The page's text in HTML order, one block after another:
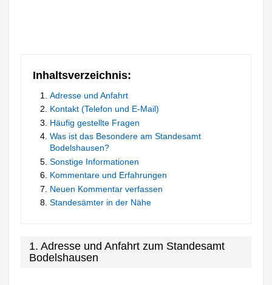
Inhaltsverzeichnis:
Adresse und Anfahrt
Kontakt (Telefon und E-Mail)
Häufig gestellte Fragen
Was ist das Besondere am Standesamt
Bodelshausen?
Sonstige Informationen
Kommentare und Erfahrungen
Neuen Kommentar verfassen
Standesämter in der Nähe
1. Adresse und Anfahrt zum Standesamt
Bodelshausen